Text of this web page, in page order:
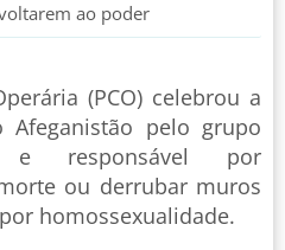
ao poder
(PCO) celebrou a
pelo grupo
e responsável por
ou derrubar muros
homossexualidade.